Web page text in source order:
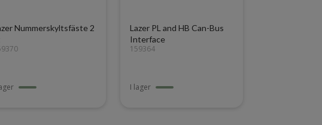
Nummerskyltsfäste 2
Lazer PL and HB Can-Bus
Interface
159364
I lager